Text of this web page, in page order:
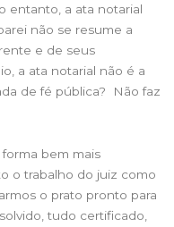
entanto, a ata notarial
não se resume a
e de seus
a ata notarial não é a
de fé pública? Não faz
bem mais
o trabalho do juiz como
o prato pronto para
tudo certificado,